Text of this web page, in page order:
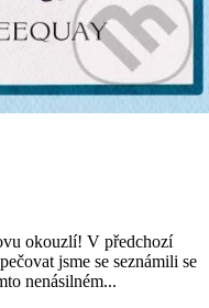
okouzlí! V předchozí
jsme se seznámili se
nenásilném...